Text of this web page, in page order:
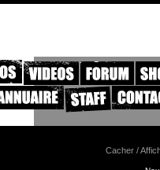
Cacher /